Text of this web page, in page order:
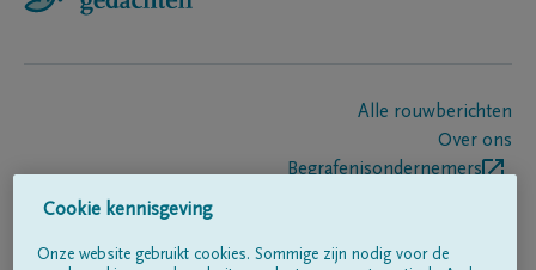
Alle rouwberichten
Over ons
Begrafenisondernemers
Cookie kennisgeving
Onze website gebruikt cookies. Sommige zijn nodig voor de